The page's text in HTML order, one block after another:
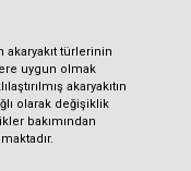
akaryakıt türlerinin
uygun olmak
akaryakıtın
olarak değişiklik
bakımından